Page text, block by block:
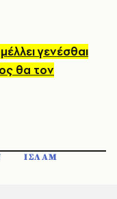
γενέσθαι
θα τον
ΙΣΛΑΜ